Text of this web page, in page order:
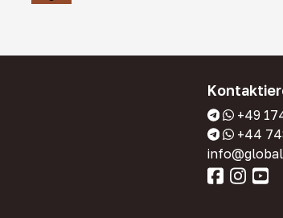
+49
+44